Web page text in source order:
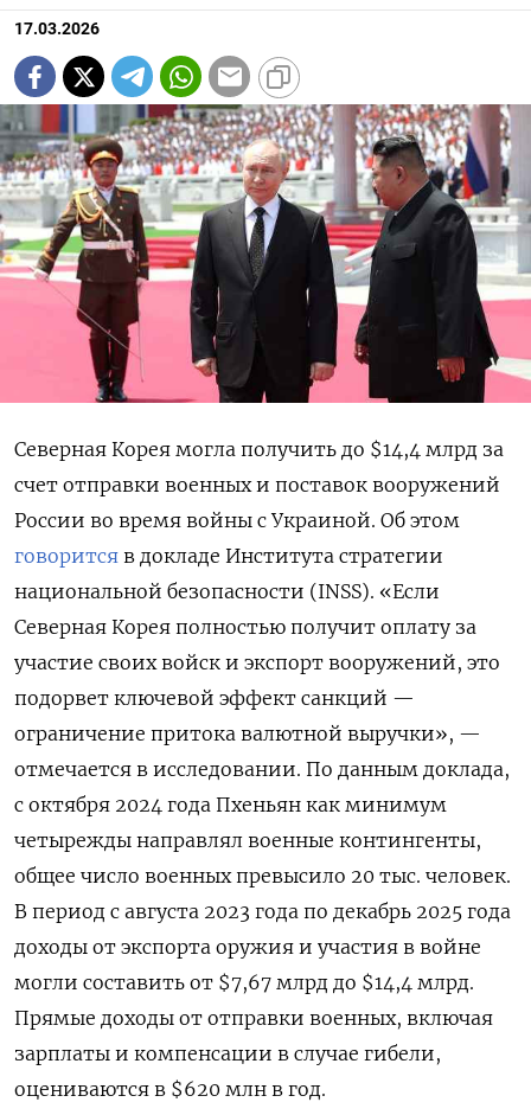
17.03.2026
Северная Корея могла получить до $14,4 млрд за
счет отправки военных и поставок вооружений
России во время войны с Украиной. Об этом
говорится в докладе Института стратегии
национальной безопасности (INSS). «Если
Северная Корея полностью получит оплату за
участие своих войск и экспорт вооружений, это
подорвет ключевой эффект санкций —
ограничение притока валютной выручки», —
отмечается в исследовании. По данным доклада,
с октября 2024 года Пхеньян как минимум
четырежды направлял военные контингенты,
общее число военных превысило 20 тыс. человек.
В период с августа 2023 года по декабрь 2025 года
доходы от экспорта оружия и участия в войне
могли составить от $7,67 млрд до $14,4 млрд.
Прямые доходы от отправки военных, включая
зарплаты и компенсации в случае гибели,
оцениваются в $620 млн в год.